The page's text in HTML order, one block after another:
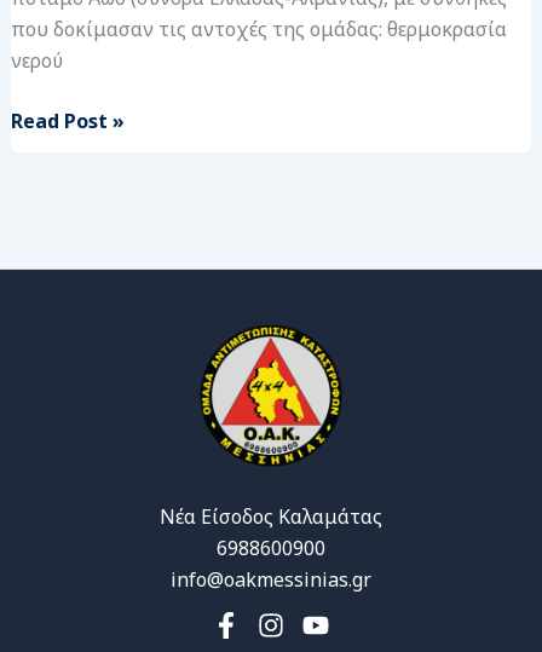
που δοκίμασαν τις αντοχές της ομάδας: θερμοκρασία
νερού
Read Post »
Νέα Είσοδος Καλαμάτας
6988600900
info@oakmessinias.gr